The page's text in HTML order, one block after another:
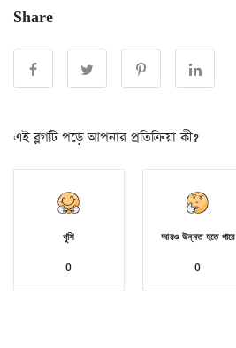
Share
এই ব্লগটি পড়ে আপনার প্রতিক্রিয়া কী?
খুশি
0
আরও উন্নত হতে পারে
0